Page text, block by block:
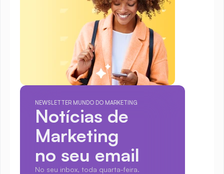
NEWSLETTER MUNDO DO MARKETING
Notícias de
Marketing
no seu email
No seu inbox, toda quarta-feira.